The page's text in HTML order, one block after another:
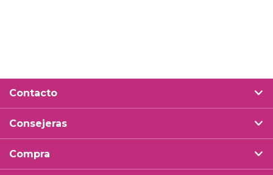
Contacto
Consejeras
Compra